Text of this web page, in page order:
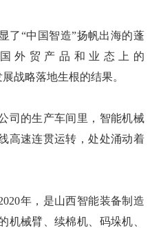
“中国智造”扬帆出海的蓬
外贸产品和业态上的
战略落地生根的结果。
的生产车间里，智能机械
高速连贯运转，处处涌动着
年，是山西智能装备制造
机械臂、续棉机、码垛机、